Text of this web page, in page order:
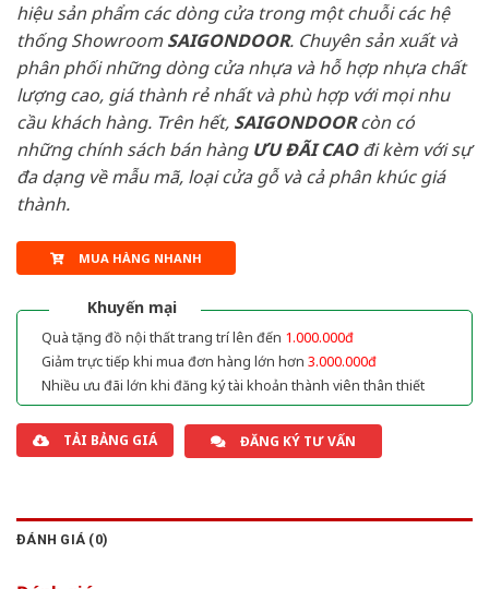
hiệu sản phẩm các dòng cửa trong một chuỗi các hệ
thống ShowroomSAIGONDOOR. Chuyên sản xuất và
phân phối những dòng cửa nhựa và hỗ hợp nhựa chất
lượng cao, giá thành rẻ nhất và phù hợp với mọi nhu
cầu khách hàng. Trên hết, SAIGONDOORcòn có
những chính sách bán hàng ƯU ĐÃI CAOđi kèm với sự
đa dạng về mẫu mã, loại cửa gỗ và cả phân khúc giá
thành.
MUA HÀNG NHANH
Khuyến mại
Quà tặng đồ nội thất trang trí lên đến 1.000.000đ
Giảm trực tiếp khi mua đơn hàng lớn hơn 3.000.000đ
Nhiều ưu đãi lớn khi đăng ký tài khoản thành viên thân thiết
TẢI BẢNG GIÁ ĐĂNG KÝ TƯ VẤN
ĐÁNH GIÁ (0)